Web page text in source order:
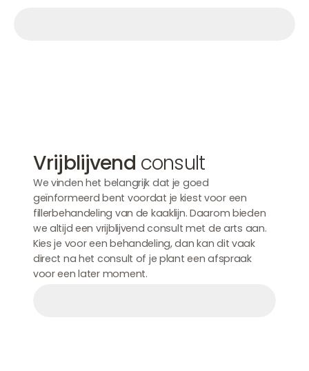
Vrijblijvend consult
We vinden het belangrijk dat je goed
geïnformeerd bent voordat je kiest voor een
fillerbehandeling van de kaaklijn. Daarom bieden
we altijd een vrijblijvend consult met de arts aan.
Kies je voor een behandeling, dan kan dit vaak
direct na het consult of je plant een afspraak
voor een later moment.